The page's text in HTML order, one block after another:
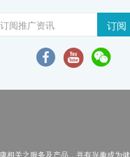
订阅
相关之服务及产品，并有兴趣成为